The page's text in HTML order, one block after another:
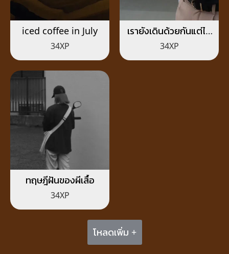
iced coffee in July
34XP
เรายังเดินด้วยกันแต่ไม่
เหมือนเดิม
34XP
ทฤษฎีฝันของผีเสื้อ
34XP
โหลดเพิ่ม +